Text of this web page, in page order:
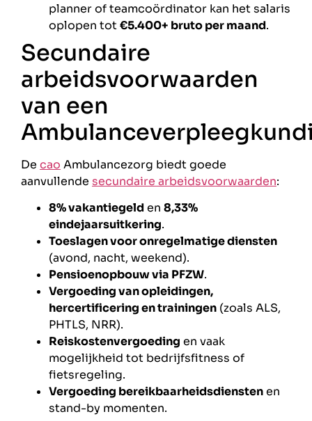
planner of teamcoördinator kan het salaris
oplopen tot€5.400+ bruto per maand.
Secundaire
arbeidsvoorwaarden
van een
De cao Ambulancezorg biedt goede
aanvullende secundaire arbeidsvoorwaarden:
8% vakantiegelden 8,33%
eindejaarsuitkering.
Toeslagen voor onregelmatige diensten
(avond, nacht, weekend).
Pensioenopbouw via PFZW.
Vergoeding van opleidingen,
hercertificering en trainingen (zoals ALS,
PHTLS, NRR).
Reiskostenvergoeding en vaak
mogelijkheid tot bedrijfsfitness of
fietsregeling.
Vergoeding bereikbaarheidsdienstenen
stand-by momenten.